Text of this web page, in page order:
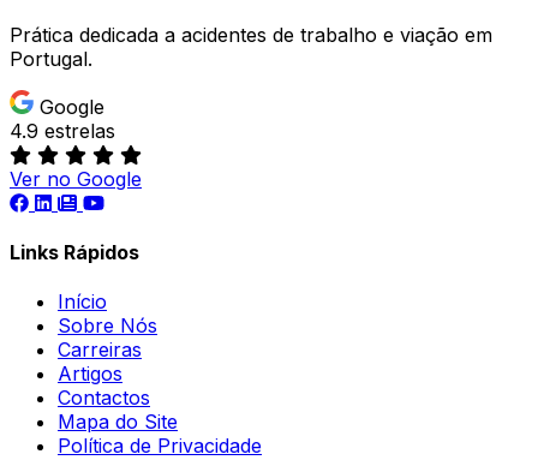
Prática dedicada a acidentes de trabalho e viação em
Portugal.
Google
4.9 estrelas
Ver no Google
Links Rápidos
Início
Sobre Nós
Carreiras
Artigos
Contactos
Mapa do Site
Política de Privacidade